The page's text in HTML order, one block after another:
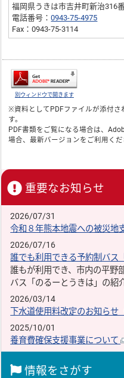
福岡県うきは市吉井町新治316
電話番号：0943-75-4975
Fax：0943-75-3114
別ウィンドウで開きます
※資料としてPDFファイルが添付さ
す。
PDF書類をご覧になる場合は、
場合、最新バージョンをご利用くだ
重要なお知らせ
2026/07/31
令和８年熊本地震への被災地
2026/07/16
誰でも利用できる予約制バス
誰もが利用でき、市内の平野
バス「のるーとうきは」の紹
2026/03/14
下水道使用料改定のお知ら
2025/10/01
養育費確保支援事業について
情報をさがす